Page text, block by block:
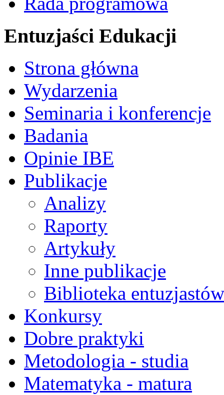
Entuzjaści Edukacji
Strona główna
Wydarzenia
Seminaria i konferencje
Badania
Opinie IBE
Publikacje
Analizy
Raporty
Artykuły
Inne publikacje
Biblioteka
Konkursy
Dobre praktyki
Metodologia - studia
Matematyka - matura